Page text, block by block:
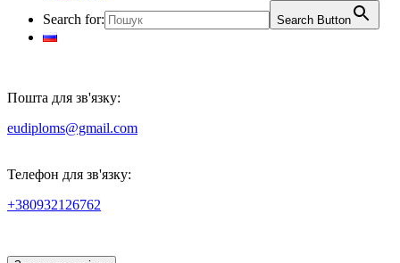
Search for:
Search Button
Пошта для зв'язку:
eudiploms@gmail.com
Телефон для зв'язку:
+380932126762